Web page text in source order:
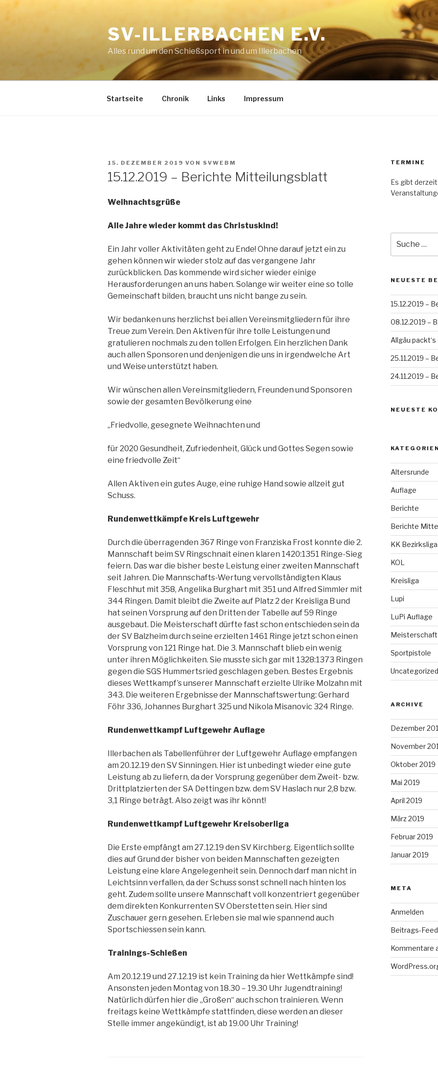
Zum
SV-ILLERBACHEN E.V.
Alles rund um den Schießsport in und um Illerbachen
Startseite Chronik Links Impressum
VERÖFFENTLICHT
AM
15. DEZEMBER 2019 VON SVWEBM
15.12.2019 – Berichte Mitteilungsblatt
Weihnachtsgrüße
Alle Jahre wieder kommt das Christuskind!
Ein Jahr voller Aktivitäten geht zu Ende! Ohne darauf jetzt ein zu
gehen können wir wieder stolz auf das vergangene Jahr
zurückblicken. Das kommende wird sicher wieder einige
Herausforderungen an uns haben. Solange wir weiter eine so tolle
Gemeinschaft bilden, braucht uns nicht bange zu sein.
Wir bedanken uns herzlichst bei allen Vereinsmitgliedern für ihre
Treue zum Verein. Den Aktiven für ihre tolle Leistungen und
gratulieren nochmals zu den tollen Erfolgen. Ein herzlichen Dank
auch allen Sponsoren und denjenigen die uns in irgendwelche Art
und Weise unterstützt haben.
Wir wünschen allen Vereinsmitgliedern, Freunden und Sponsoren
sowie der gesamten Bevölkerung eine
„Friedvolle, gesegnete Weihnachten und
für 2020 Gesundheit, Zufriedenheit, Glück und Gottes Segen sowie
eine friedvolle Zeit“
Allen Aktiven ein gutes Auge, eine ruhige Hand sowie allzeit gut
Schuss.
Rundenwettkämpfe Kreis Luftgewehr
Durch die überragenden 367 Ringe von Franziska Frost konnte die 2.
Mannschaft beim SV Ringschnait einen klaren 1420:1351 Ringe-Sieg
feiern. Das war die bisher beste Leistung einer zweiten Mannschaft
seit Jahren. Die Mannschafts-Wertung vervollständigten Klaus
Fleschhut mit 358, Angelika Burghart mit 351 und Alfred Simmler mit
344 Ringen. Damit bleibt die Zweite auf Platz 2 der Kreisliga B und
hat seinen Vorsprung auf den Dritten der Tabelle auf 59 Ringe
ausgebaut. Die Meisterschaft dürfte fast schon entschieden sein da
der SV Balzheim durch seine erzielten 1461 Ringe jetzt schon einen
Vorsprung von 121 Ringe hat. Die 3. Mannschaft blieb ein wenig
unter ihren Möglichkeiten. Sie musste sich gar mit 1328:1373 Ringen
gegen die SGS Hummertsried geschlagen geben. Bestes Ergebnis
dieses Wettkampf’s unserer Mannschaft erzielte Ulrike Molzahn mit
343. Die weiteren Ergebnisse der Mannschaftswertung: Gerhard
Föhr 336, Johannes Burghart 325 und Nikola Misanovic 324 Ringe.
Rundenwettkampf Luftgewehr Auflage
Illerbachen als Tabellenführer der Luftgewehr Auflage empfangen
am 20.12.19 den SV Sinningen. Hier ist unbedingt wieder eine gute
Leistung ab zu liefern, da der Vorsprung gegenüber dem Zweit- bzw.
Drittplatzierten der SA Dettingen bzw. dem SV Haslach nur 2,8 bzw.
3,1 Ringe beträgt. Also zeigt was ihr könnt!
Rundenwettkampf Luftgewehr Kreisoberliga
Die Erste empfängt am 27.12.19 den SV Kirchberg. Eigentlich sollte
dies auf Grund der bisher von beiden Mannschaften gezeigten
Leistung eine klare Angelegenheit sein. Dennoch darf man nicht in
Leichtsinn verfallen, da der Schuss sonst schnell nach hinten los
geht. Zudem sollte unsere Mannschaft voll konzentriert gegenüber
dem direkten Konkurrenten SV Oberstetten sein. Hier sind
Zuschauer gern gesehen. Erleben sie mal wie spannend auch
Sportschiessen sein kann.
Trainings-Schießen
Am 20.12.19 und 27.12.19 ist kein Training da hier Wettkämpfe sind!
Ansonsten jeden Montag von 18.30 – 19.30 Uhr Jugendtraining!
Natürlich dürfen hier die „Großen“ auch schon trainieren. Wenn
freitags keine Wettkämpfe stattfinden, diese werden an dieser
Stelle immer angekündigt, ist ab 19.00 Uhr Training!
TERMINE
Es gibt
nach:
NEUESTE
15.12.2019 –
08.12.2019 –
Allgäu packt‘s
25.11.2019 –
24.11.2019 –
NEUESTE
KATEGORIEN
Altersrunde
Auflage
Berichte
Berichte
KK Bezirksliga
KOL
Kreisliga
Lupi
LuPi Auflage
Sportpistole
Uncategorized
ARCHIVE
Dezember
November
Oktober 2019
Mai 2019
April 2019
März 2019
Februar 2019
Januar 2019
META
Anmelden
Beitrags-
Kommentare